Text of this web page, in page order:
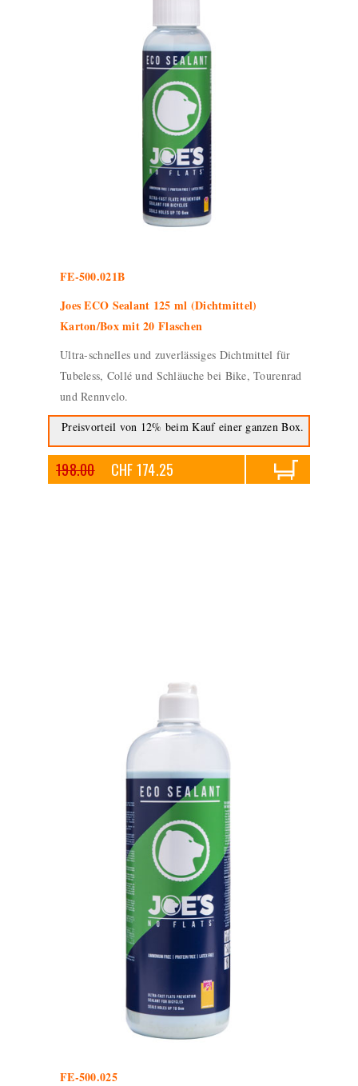
FE-500.021B
Joes ECO Sealant 125 ml (Dichtmittel)
Karton/Box mit 20 Flaschen
Ultra-schnelles und zuverlässiges Dichtmittel für
Tubeless, Collé und Schläuche bei Bike, Tourenrad
und Rennvelo.
Preisvorteil von 12% beim Kauf einer ganzen Box.
198.00 CHF 174.25
FE-500.025